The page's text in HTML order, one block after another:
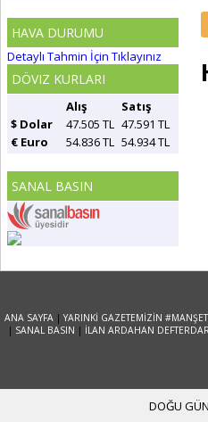
HAVA DURUMU
Detaylı Tahmin İçin Tıklayınız
DÖVIZ KURLARI
Alış
Satış
$ Dolar
47.505 TL 47.591 TL
€ Euro
54.836 TL 54.934 TL
SANAL BASIN
ANA SAYFA |YARINKİ GAZETEMİZİN
| SANAL BASIN | İLAN ARDAHAN
DOĞU